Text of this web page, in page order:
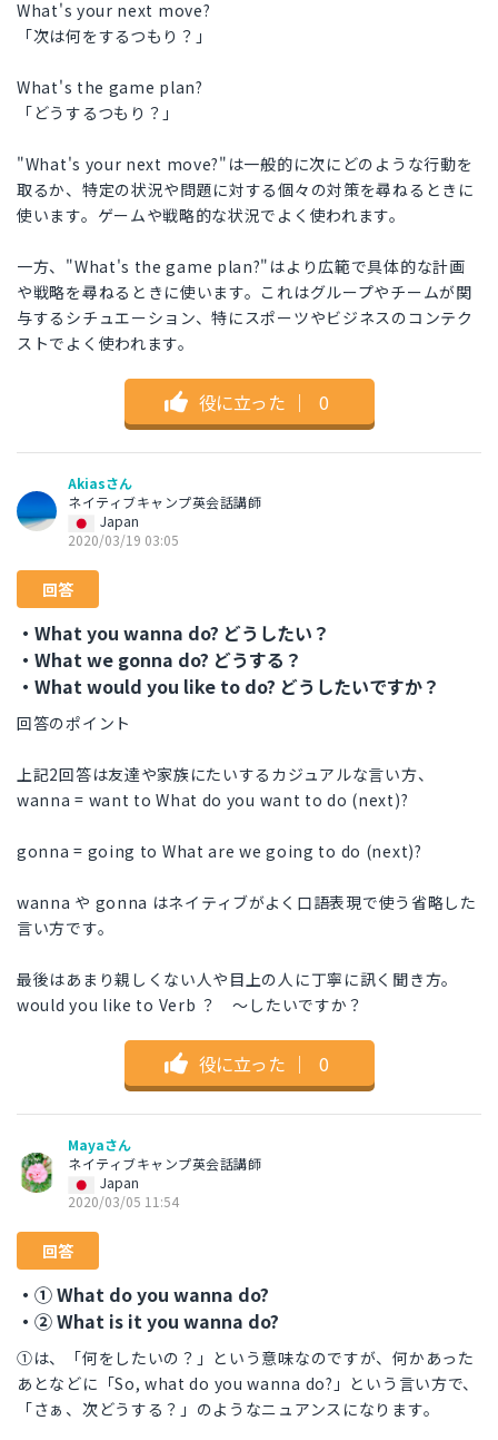
What's your next move?
「次は何をするつもり？」
What's the game plan?
「どうするつもり？」
"What's your next move?"は一般的に次にどのような行動を
取るか、特定の状況や問題に対する個々の対策を尋ねるときに
使います。ゲームや戦略的な状況でよく使われます。
一方、"What's the game plan?"はより広範で具体的な計画
や戦略を尋ねるときに使います。これはグループやチームが関
与するシチュエーション、特にスポーツやビジネスのコンテク
ストでよく使われます。
役に立った ｜ 0
Akiasさん
ネイティブキャンプ英会話講師
Japan
2020/03/19 03:05
回答
・What you wanna do? どうしたい？
・What we gonna do? どうする？
・What would you like to do? どうしたいですか？
回答のポイント
上記2回答は友達や家族にたいするカジュアルな言い方、
wanna = want to What do you want to do (next)?
gonna = going to What are we going to do (next)?
wanna や gonna はネイティブがよく口語表現で使う省略した
言い方です。
最後はあまり親しくない人や目上の人に丁寧に訊く聞き方。
would you like to Verb ？ ～したいですか？
役に立った ｜ 0
Mayaさん
ネイティブキャンプ英会話講師
Japan
2020/03/05 11:54
回答
・① What do you wanna do?
・② What is it you wanna do?
①は、「何をしたいの？」という意味なのですが、何かあった
あとなどに「So, what do you wanna do?」という言い方で、
「さぁ、次どうする？」のようなニュアンスになります。